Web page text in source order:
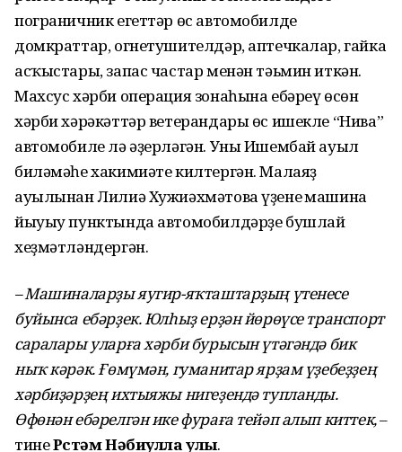
пограничник егеттәр өс автомобилде
домкраттар, огнетушителдәр, аптечкалар, гайка
асҡыстары, запас частар менән тәьмин иткән.
Махсус хәрби операция зонаһына ебәреү өсөн
хәрби хәрәкәттәр ветерандары өс ишекле “Нива”
автомобиле лә әҙерләгән. Уны Ишембай ауыл
биләмәһе хакимиәте килтергән. Малаяҙ
ауылынан Лилиә Хужиәхмәтова үҙенең машина
йыуыу пунктында автомобилдәрҙе бушлай
хеҙмәтләндергән.
– Машиналарҙы яугир-яҡташтарҙың үтенесе
буйынса ебәрҙек. Юлһыҙ ерҙән йөрөүсе транспорт
саралары уларға хәрби бурысын үтәгәндә бик
ныҡ кәрәк. Ғөмүмән, гуманитар ярҙам үҙебеҙҙең
хәрбиҙәрҙең ихтыяжы нигеҙендә тупланды.
Өфөнән ебәрелгән ике фураға тейәп алып киттек,–
тинеРөстәм Нәбиулла улы.